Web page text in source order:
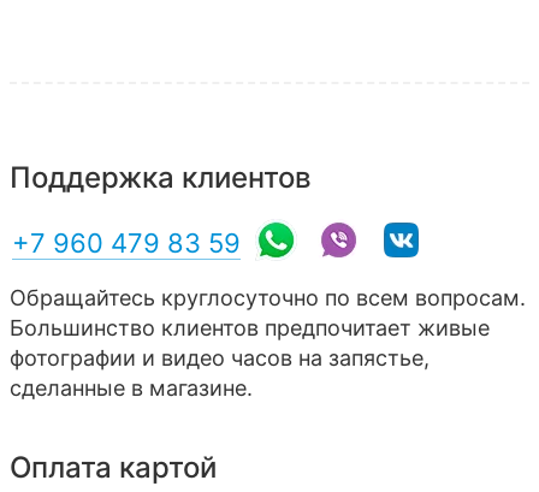
Поддержка клиентов
+7 960 479 83 59
Обращайтесь круглосуточно по всем вопросам.
Большинство клиентов предпочитает живые
фотографии и видео часов на запястье,
сделанные в магазине.
Оплата картой